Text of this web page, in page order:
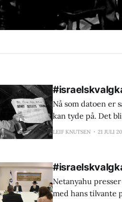
Nå som datoen er
kan tyde på. Det
LEIF KNUTSEN 21 JULI
Netanyahu
med hans